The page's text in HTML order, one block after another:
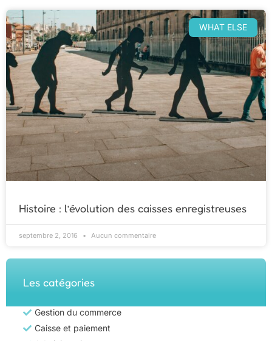
WHAT ELSE
Histoire : l’évolution des caisses enregistreuses
septembre 2, 2016 Aucun commentaire
Les catégories
Gestion du commerce
Caisse et paiement